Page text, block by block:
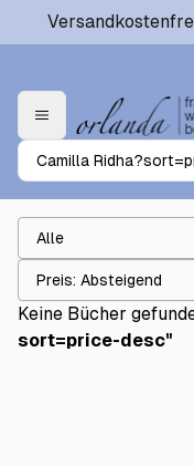
Alle
Keine Bücher
sort=price-desc"
Preis: Absteigend